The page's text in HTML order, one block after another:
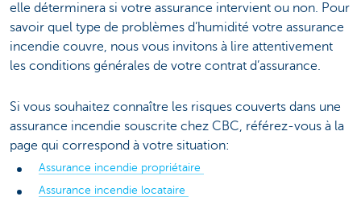
elle déterminera si votre assurance intervient ou non. Pour
savoir quel type de problèmes d’humidité votre assurance
incendie couvre, nous vous invitons à lire attentivement
les conditions générales de votre contrat d’assurance.
Si vous souhaitez connaître les risques couverts dans une
assurance incendie souscrite chez CBC, référez-vous à la
page qui correspond à votre situation:
Assurance incendie propriétaire
Assurance incendie locataire